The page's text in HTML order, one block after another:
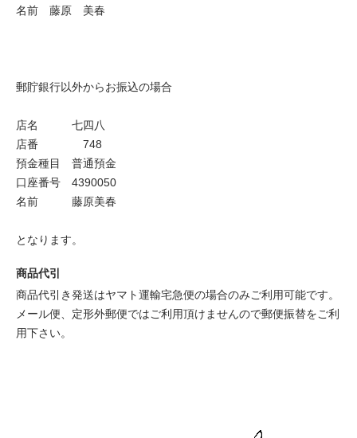
名前 藤原 美春
郵貯銀行以外からお振込の場合
店名 七四八
店番 748
預金種目 普通預金
口座番号 4390050
名前 藤原美春
となります。
商品代引
商品代引き発送はヤマト運輸宅急便の場合のみご利用可能です。
メール便、定形外郵便ではご利用頂けませんので郵便振替をご利
用下さい。